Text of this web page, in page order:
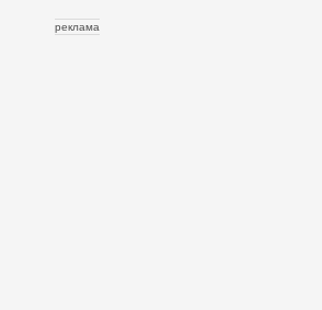
реклама